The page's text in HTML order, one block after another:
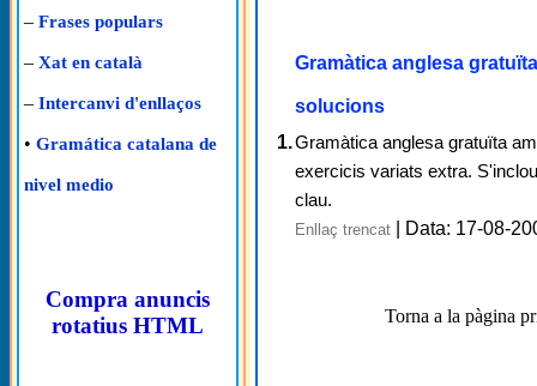
– Frases populars
– Xat en català
– Intercanvi d'enllaços
• Gramática catalana de
nivel medio
Compra anuncis
rotatius HTML
1.
Gramàtica anglesa
solucions
Gramàtica anglesa gratuïta
exercicis variats extra.
clau.
Enllaç trencat | Data: 17-08-
Torna a la pàgina